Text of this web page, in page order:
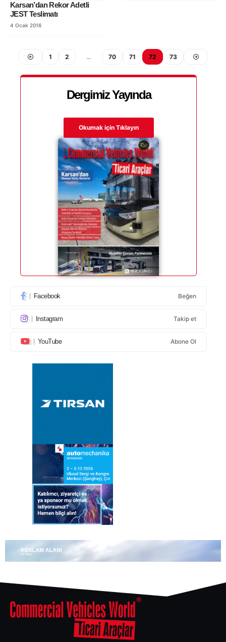
Karsan’dan Rekor Adetli
JEST Teslimatı
4 Ocak 2016
1 2 … 70 71 72 73
Dergimiz Yayında
Okumak için Tıklayın
Facebook Beğen
Instagram Takip et
YouTube Abone Ol